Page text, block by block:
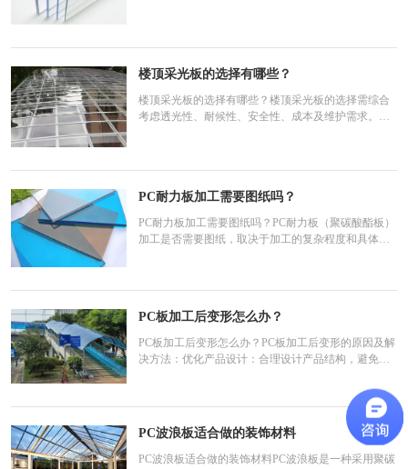
耐高温（
楼顶采光板的选择有哪些？
楼顶采光板的选择有哪些？楼顶采光板的选择需综合
考虑透光性、耐候性、安全性、成本及维护需求。以
力强。耐候
PC耐力板加工需要图纸吗？
PC耐力板加工需要图纸吗？PC耐力板（聚碳酸酯板）
加工是否需要图纸，取决于加工的复杂程度和具体需
多边形等），需提供CAD图纸或矢量图（如DXF、AI
位置、孔间距（
PC板加工后变形怎么办？
PC板加工后变形怎么办？‌PC板加工后变形的原因及解
决方法‌：‌优化产品设计‌：合理设计产品结构，避免设
内应力和变形风险。适当增加产品的壁厚和提高结构
刚性，有助于增强产品的抗变形能力‌。‌调整加工工艺
参数‌：‌注射压力和速度‌：合理调整注射
PC波浪板适合做的装饰材料
PC波浪板适合做的装饰材料PC波浪板是一种采用聚碳